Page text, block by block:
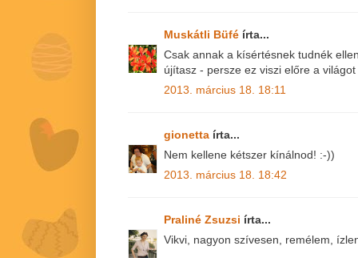
Muskátli Büfé írta...
Csak annak a kísértésnek tudnék
újítasz - persze ez viszi előre a
2013. március 18. 18:11
gionetta írta...
Nem kellene kétszer kínálnod! :-))
2013. március 18. 18:42
Praliné Zsuzsi írta...
Vikvi, nagyon szívesen, remélem,